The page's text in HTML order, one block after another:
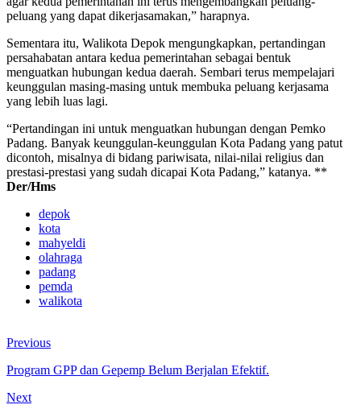
peluang yang dapat dikerjasamakan,” harapnya.
Sementara itu, Walikota Depok mengungkapkan, pertandingan
persahabatan antara kedua pemerintahan sebagai bentuk
menguatkan hubungan kedua daerah. Sembari terus mempelajari
keunggulan masing-masing untuk membuka peluang kerjasama
yang lebih luas lagi.
“Pertandingan ini untuk menguatkan hubungan dengan Pemko
Padang. Banyak keunggulan-keunggulan Kota Padang yang patut
dicontoh, misalnya di bidang pariwisata, nilai-nilai religius dan
prestasi-prestasi yang sudah dicapai Kota Padang,” katanya. **
Der/Hms
depok
kota
mahyeldi
olahraga
padang
pemda
walikota
Previous
Program GPP dan Gepemp Belum Berjalan Efektif.
Next